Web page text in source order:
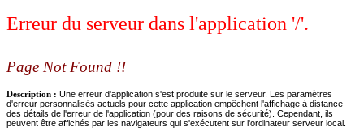
Erreur du serveur dans l'application '/'.
Page Not Found !!
Description : Une erreur d'application s'est produite sur le serveur. Les paramètres
d'erreur personnalisés actuels pour cette application empêchent l'affichage à distance
des détails de l'erreur de l'application (pour des raisons de sécurité). Cependant, ils
peuvent être affichés par les navigateurs qui s'exécutent sur l'ordinateur serveur local.